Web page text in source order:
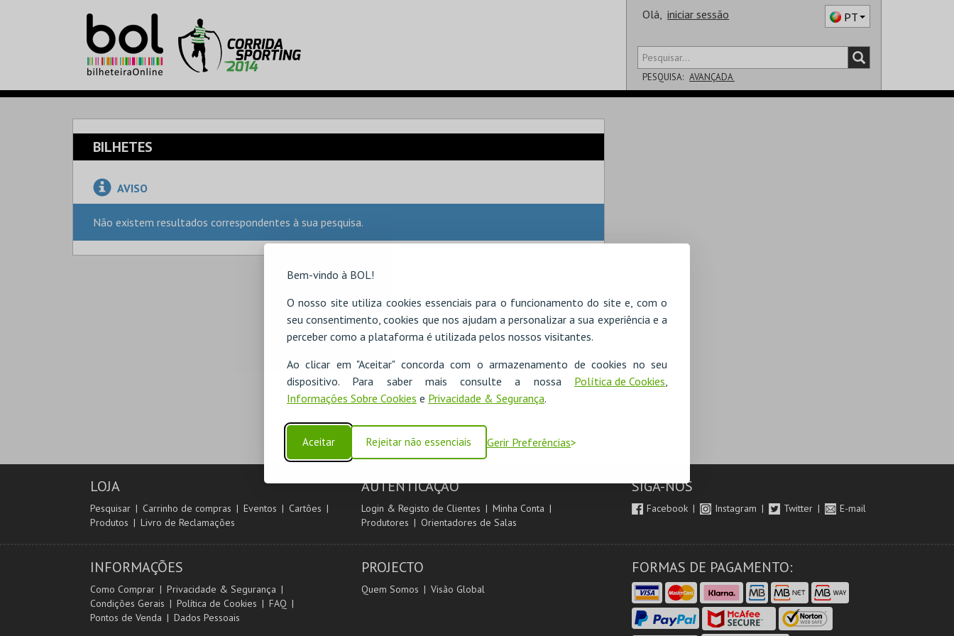
Bem-vindo à BOL!
O nosso site utiliza cookies essenciais para o funcionamento do site e, com o
seu consentimento, cookies que nos ajudam a personalizar a sua experiência e a
perceber como a plataforma é utilizada pelos nossos visitantes.
Ao clicar em "Aceitar" concorda com o armazenamento de cookies no seu
dispositivo. Para saber mais consulte a nossa Política de Cookies,
Informações Sobre Cookies e Privacidade & Segurança.
Aceitar Rejeitar não essenciais Gerir Preferências
Olá, iniciar sessão PT
PESQUISA: AVANÇADA
BILHETES
AVISO
Não existem resultados correspondentes à sua pesquisa.
LOJA
Pesquisar Carrinho de compras Eventos
Cartões
Produtos
Livro de Reclamações
AUTENTICAÇÃO
Login & Registo de Clientes
Minha Conta
Produtores
Orientadores de Salas
SIGA-NOS
Facebook Instagram Twitter E-mail
INFORMAÇÕES
Como Comprar
Privacidade & Segurança
Condições Gerais
Política de Cookies
FAQ
Pontos de Venda
Dados Pessoais
PROJECTO
Quem Somos Visão Global
FORMAS DE PAGAMENTO: